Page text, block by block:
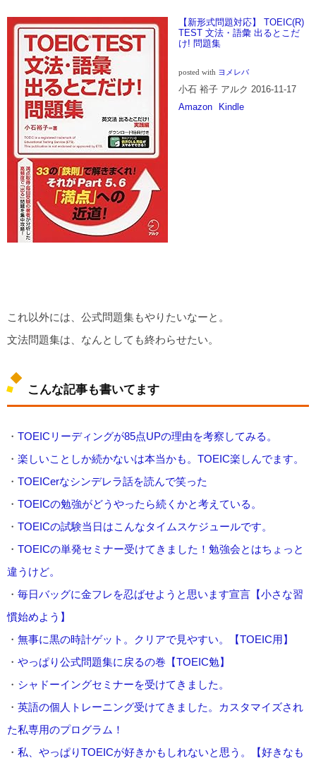
【新形式問題対応】 TOEIC(R)
TEST 文法・語彙 出るとこだ
け! 問題集
posted with ヨメレバ
小石 裕子 アルク 2016-11-17
Amazon
Kindle
これ以外には、公式問題集もやりたいなーと。
文法問題集は、なんとしても終わらせたい。
こんな記事も書いてます
・ TOEICリーディングが85点UPの理由を考察してみる。
・ 楽しいことしか続かないは本当かも。TOEIC楽しんでます。
・ TOEICerなシンデレラ話を読んで笑った
・ TOEICの勉強がどうやったら続くかと考えている。
・ TOEICの試験当日はこんなタイムスケジュールです。
・ TOEICの単発セミナー受けてきました！勉強会とはちょっと
違うけど。
・ 毎日バッグに金フレを忍ばせようと思います宣言【小さな習
慣始めよう】
・ 無事に黒の時計ゲット。クリアで見やすい。【TOEIC用】
・ やっぱり公式問題集に戻るの巻【TOEIC勉】
・ シャドーイングセミナーを受けてきました。
・ 英語の個人トレーニング受けてきました。カスタマイズされ
た私専用のプログラム！
・ 私、やっぱりTOEICが好きかもしれないと思う。【好きなも